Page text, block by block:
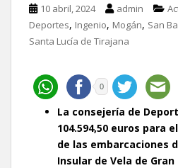
10 abril, 2024 admin
Deportes, Ingenio, Mogán, San
Santa Lucía de Tirajana
0
La consejería de
104.594,50 euros para
de las embarcaciones
Insular de Vela de Gran